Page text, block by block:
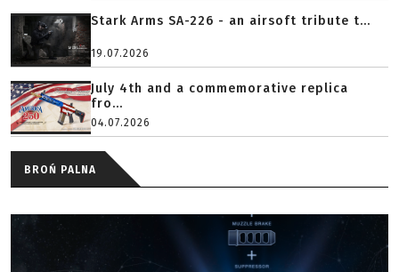
Stark Arms SA-226 - an airsoft tribute t...
19.07.2026
July 4th and a commemorative replica
fro...
04.07.2026
BROŃ PALNA